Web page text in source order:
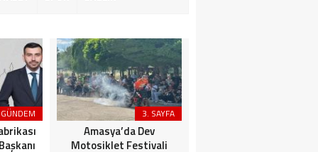
KAPATMAK
GÜNDEM 3. SAYFA
Amasya’da Dev
Motosiklet Festivali